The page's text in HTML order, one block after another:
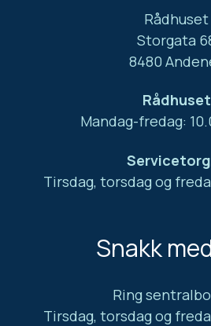
Rådhuset
Storgata
8480
Rådhuset
Mandag-fredag:
Tirsdag, torsdag og
Snakk
Ring
Tirsdag, torsdag og